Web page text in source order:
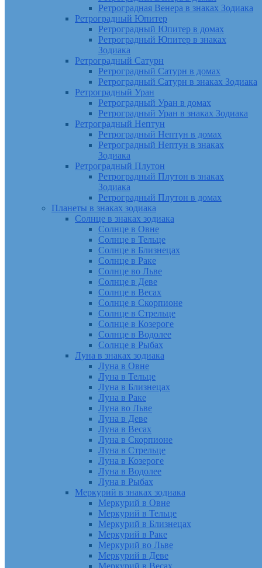
Ретроградная Венера в знаках Зодиака
Ретроградный Юпитер
Ретроградный Юпитер в домах
Ретроградный Юпитер в знаках
Зодиака
Ретроградный Сатурн
Ретроградный Сатурн в домах
Ретроградный Сатурн в знаках Зодиака
Ретроградный Уран
Ретроградный Уран в домах
Ретроградный Уран в знаках Зодиака
Ретроградный Нептун
Ретроградный Нептун в домах
Ретроградный Нептун в знаках
Зодиака
Ретроградный Плутон
Ретроградный Плутон в знаках
Зодиака
Ретроградный Плутон в домах
Планеты в знаках зодиака
Солнце в знаках зодиака
Солнце в Овне
Солнце в Тельце
Солнце в Близнецах
Солнце в Раке
Солнце во Льве
Солнце в Деве
Солнце в Весах
Солнце в Скорпионе
Солнце в Стрельце
Солнце в Козероге
Солнце в Водолее
Солнце в Рыбах
Луна в знаках зодиака
Луна в Овне
Луна в Тельце
Луна в Близнецах
Луна в Раке
Луна во Льве
Луна в Деве
Луна в Весах
Луна в Скорпионе
Луна в Стрельце
Луна в Козероге
Луна в Водолее
Луна в Рыбах
Меркурий в знаках зодиака
Меркурий в Овне
Меркурий в Тельце
Меркурий в Близнецах
Меркурий в Раке
Меркурий во Льве
Меркурий в Деве
Меркурий в Весах